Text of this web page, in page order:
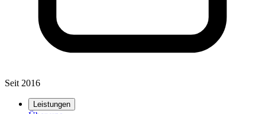
Seit 2016
Leistungen